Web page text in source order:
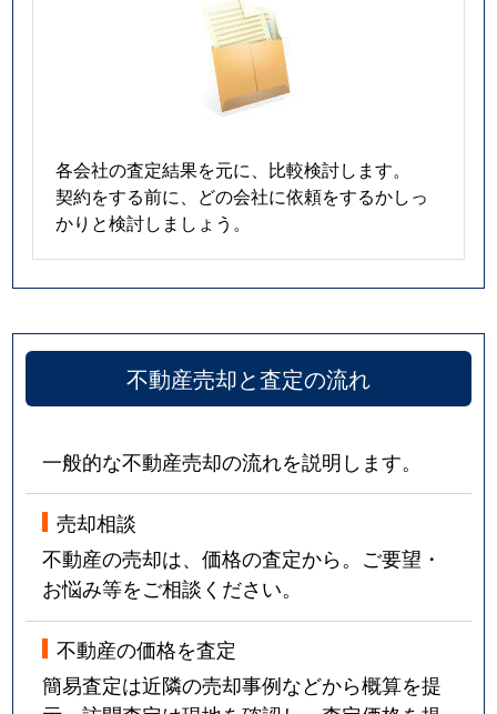
各会社の査定結果を元に、比較検討します。
契約をする前に、どの会社に依頼をするかしっ
かりと検討しましょう。
不動産売却と査定の流れ
一般的な不動産売却の流れを説明します。
売却相談
不動産の売却は、価格の査定から。ご要望・
お悩み等をご相談ください。
不動産の価格を査定
簡易査定は近隣の売却事例などから概算を提